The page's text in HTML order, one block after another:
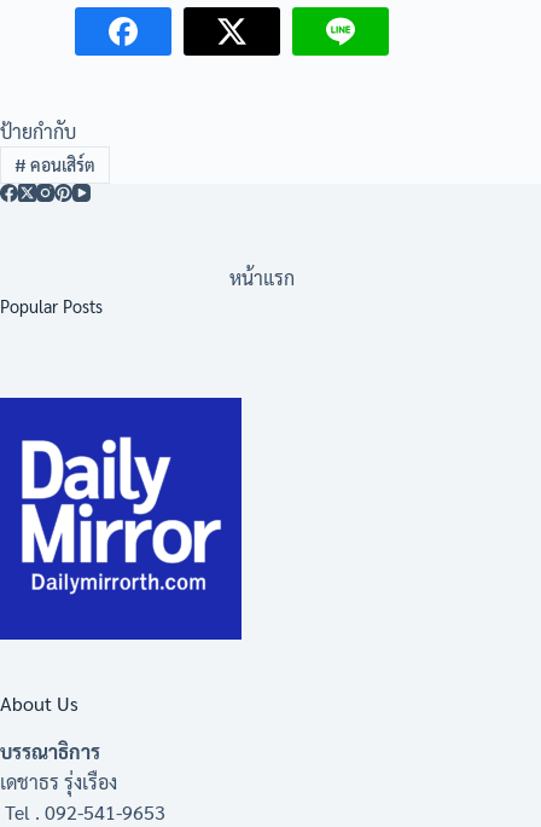
ป้ายกำกับ
# คอนเสิร์ต
หน้าแรก
Popular Posts
About Us
บรรณาธิการ
เดชาธร รุ่งเรือง
Tel . 092-541-9653